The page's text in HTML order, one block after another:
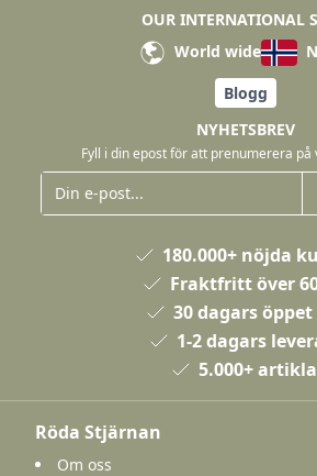
OUR INTERNATIONAL
World wide
Blogg
NYHETSBREV
Fyll i din epost för att prenumerera
180.000+ nöjda
Fraktfritt över
30 dagars
1-2 dagars
5.000+
Röda Stjärnan
Om oss